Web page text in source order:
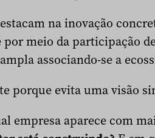
na inovação
por meio da participação
associando-se a
porque evita uma visão
empresa aparece com